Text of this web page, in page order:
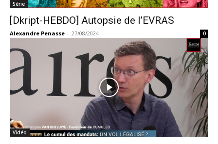
Série
[Dkript-HEBDO] Autopsie de l’EVRAS
Alexandre Penasse - 27/08/2024 0
Vidéo